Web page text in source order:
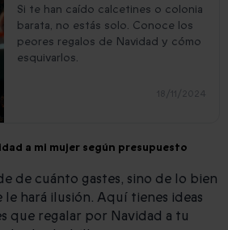
Si te han caído calcetines o colonia
barata, no estás solo. Conoce los
peores regalos de Navidad y cómo
esquivarlos.
18/11/2024
a mi mujer según presupuesto
de cuánto gastes, sino de lo bien
hará ilusión. Aquí tienes ideas
que regalar por Navidad a tu